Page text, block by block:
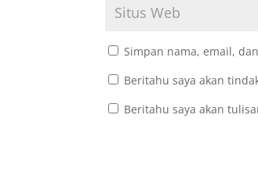
Simpan nama, email,
Beritahu saya akan
Beritahu saya akan